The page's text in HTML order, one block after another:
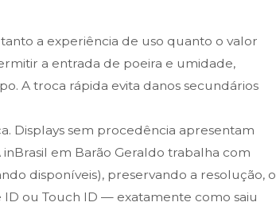
a experiência de uso quanto o valor
a entrada de poeira e umidade,
A troca rápida evita danos secundários
Displays sem procedência apresentam
em Barão Geraldo trabalha com
disponíveis), preservando a resolução, o
ou Touch ID — exatamente como saiu